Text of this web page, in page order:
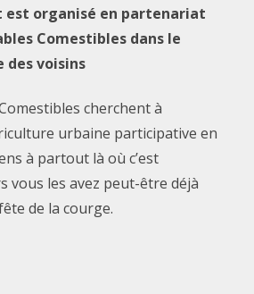
est organisé en partenariat
Comestibles dans le
des voisins
cherchent à
urbaine participative en
à partout là où c’est
vous les avez peut-être déjà
de la courge.